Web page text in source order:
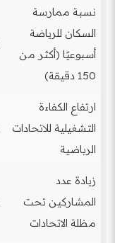
نسبة ممارسة
السكان للرياضة
أسبوعيًا (أكثر من
150 دقيقة)
ارتفاع الكفاءة
التشغيلية للاتحادات
الرياضية
زيادة عدد
المشاركين تحت
مظلة الاتحادات